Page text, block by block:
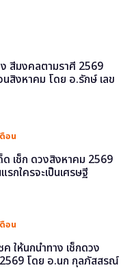
สีมงคลตามราศี 2569
นสิงหาคม โดย อ.รักษ์ เลข
อน
ด เช็ก ดวงสิงหาคม 2569
รกใครจะเป็นเศรษฐี
อน
ค ให้นกนำทาง เช็กดวง
โดย อ.นก กุลภัสสรณ์